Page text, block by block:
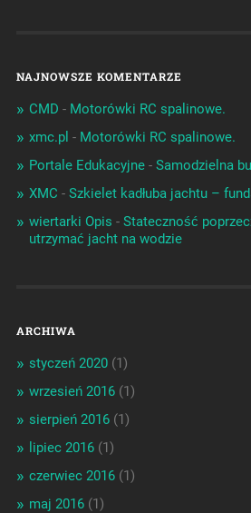
NAJNOWSZE KOMENTARZE
CMD - Motorówki RC spalinowe.
xmc.pl - Motorówki RC spalinowe.
Portale Edukacyjne- Samodzielna
XMC - Szkielet kadłuba jachtu –
wiertarki Opis - Stateczność
utrzymać jacht na wodzie
ARCHIWA
styczeń 2020(1)
wrzesień 2016(1)
sierpień 2016(1)
lipiec 2016(1)
czerwiec 2016(1)
maj 2016(1)